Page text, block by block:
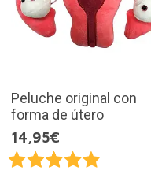
Peluche original con
forma de útero
14,95€